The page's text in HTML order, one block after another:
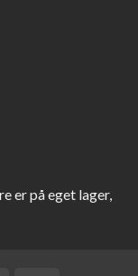
er på eget lager,